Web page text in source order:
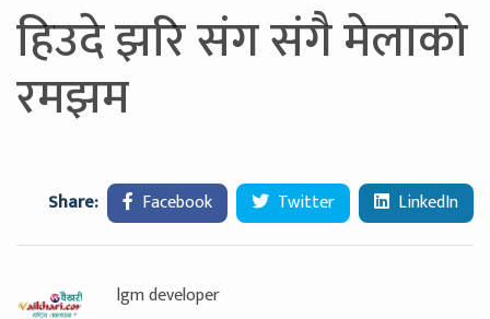
हिउदे झरि संग संगै मेलाको
रमझम
Share: Facebook Twitter LinkedIn
lgm developer